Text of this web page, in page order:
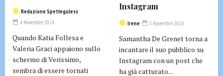
Redazione Spetteguless
4 Novembre 2024
Quando Katia Follesa e
Valeria Graci appaiono sullo
schermo di Verissimo,
sembra di essere tornati
Instagram
Irene 1 Novembre 2024
Samantha De Grenet torna a
incantare il suo pubblico su
Instagram con un post che
ha già catturato...